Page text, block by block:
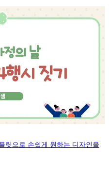
릿으로 손쉽게 원하는 디자인을